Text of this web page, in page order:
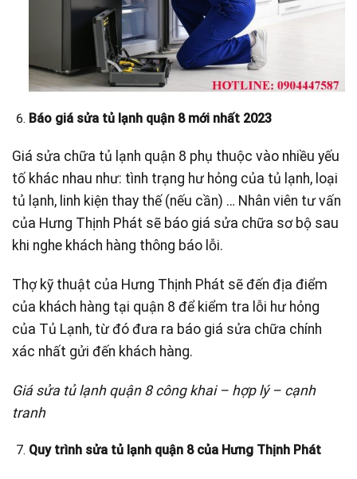
Báo giá sửa tủ lạnh quận 8 mới nhất 2023
Giá sửa chữa tủ lạnh quận 8 phụ thuộc vào nhiều yếu
tố khác nhau như: tình trạng hư hỏng của tủ lạnh, loại
tủ lạnh, linh kiện thay thế (nếu cần) … Nhân viên tư vấn
của Hưng Thịnh Phát sẽ báo giá sửa chữa sơ bộ sau
khi nghe khách hàng thông báo lỗi.
Thợ kỹ thuật của Hưng Thịnh Phát sẽ đến địa điểm
của khách hàng tại quận 8 để kiểm tra lỗi hư hỏng
của Tủ Lạnh, từ đó đưa ra báo giá sửa chữa chính
xác nhất gửi đến khách hàng.
Giá sửa tủ lạnh quận 8 công khai – hợp lý – cạnh
tranh
Quy trình sửa tủ lạnh quận 8 của Hưng Thịnh Phát